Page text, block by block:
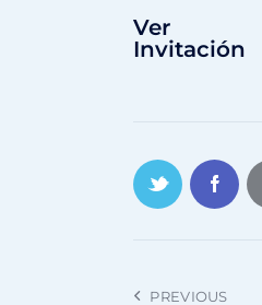
Ver
Invitación
PREVIOUS